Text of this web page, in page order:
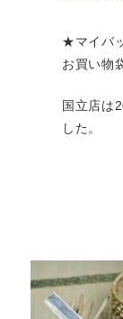
★マイバ
お買い物
国立店は
した。